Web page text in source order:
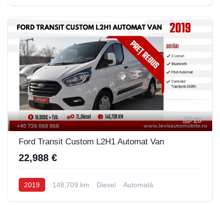
28
Ford Transit Custom L2H1 Automat Van
22,988 €
2019 148,709 km Diesel Automată